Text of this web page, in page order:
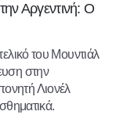
Αργεντινή: Ο
του Μουντιάλ
στην
Λιονέλ